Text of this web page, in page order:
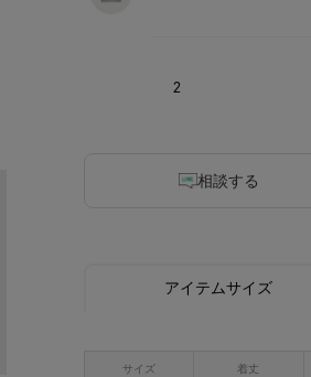
2
相談する
アイテムサイズ
サイズ 着丈